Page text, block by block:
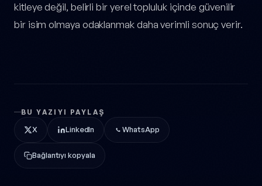
kitleye değil, belirli bir yerel topluluk içinde güvenilir
bir isim olmaya odaklanmak daha verimli sonuç verir.
BU YAZIYI PAYLAŞ
X LinkedIn WhatsApp
Bağlantıyı kopyala